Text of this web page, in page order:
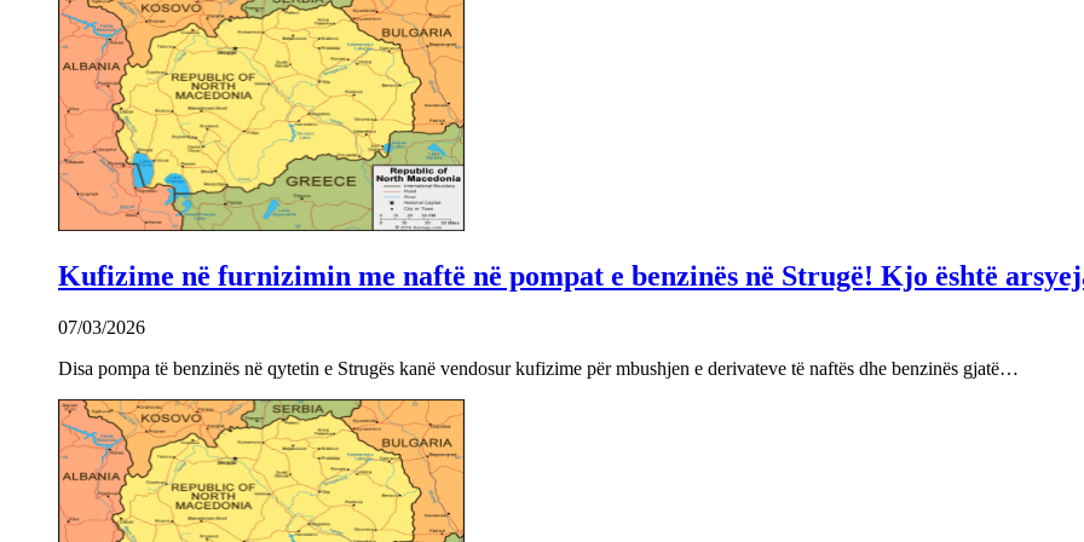
Kufizime në furnizimin me naftë në pompat e benzinës në Strugë! Kjo është
07/03/2026
Disa pompa të benzinës në qytetin e Strugës kanë vendosur kufizime për mbushjen e derivateve të naftës dhe benzinës gjatë…